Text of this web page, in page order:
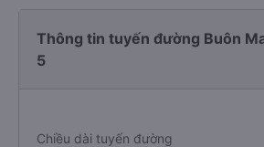
Thông tin tuyến đường Buôn
5
Chiều dài tuyến đường